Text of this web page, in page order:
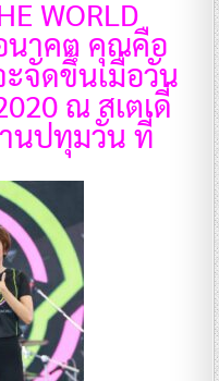
WORLD
นาคต คุณคือ
จัดขึ้นเมื่อวัน
ณ สเตเดี่
นปทุมวัน ที่